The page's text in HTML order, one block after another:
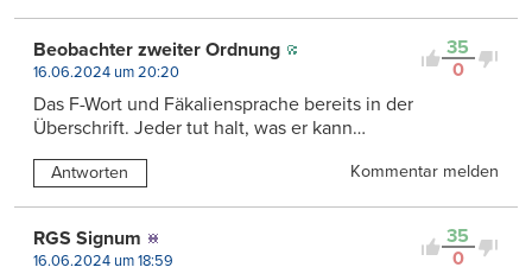
35
0
Beobachter zweiter Ordnung
16.06.2024 um 20:20
Das F-Wort und Fäkaliensprache bereits in der
Überschrift. Jeder tut halt, was er kann…
Antworten Kommentar melden
35
0
RGS Signum
16.06.2024 um 18:59